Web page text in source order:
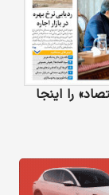
را اینجا